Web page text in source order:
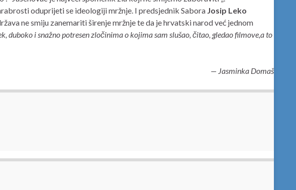
oduprijeti se ideologiji mržnje. I predsjednik Sabora Josip Leko
ne smiju zanemariti širenje mržnje te da je hrvatski narod već jednom
duboko i snažno potresen zločinima o kojima sam slušao, čitao, gledao filmove,a to
— Jasminka Domaš